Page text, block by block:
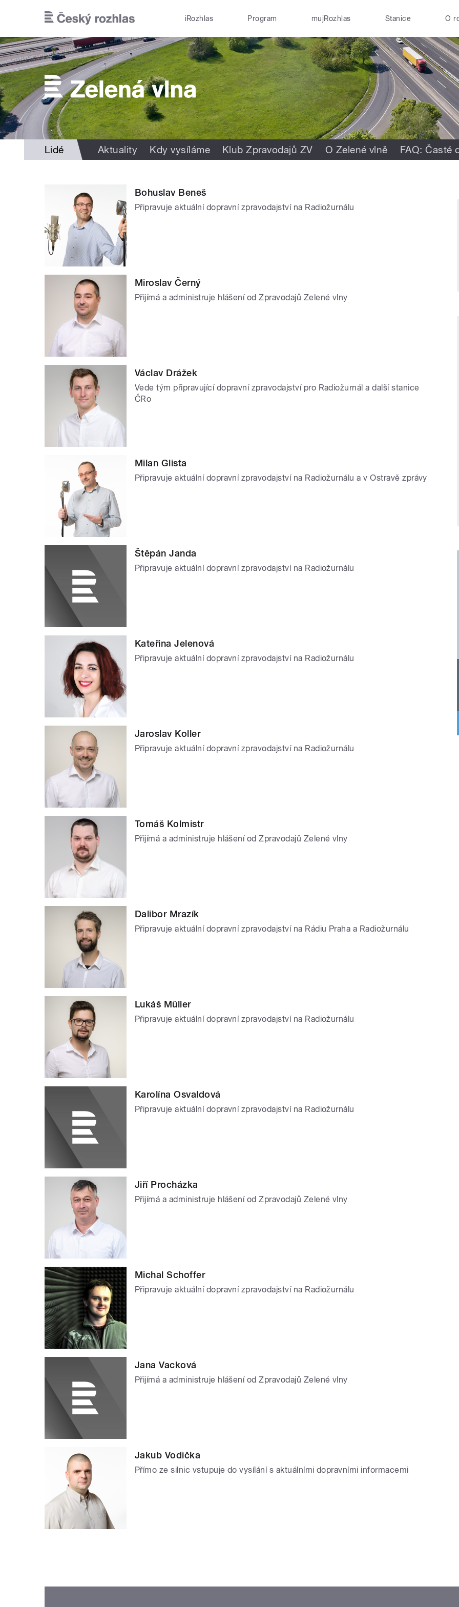
iRozhlas Program mujRozhlas Stanice O
Lidé Aktuality Kdy vysíláme Klub Zpravodajů ZV O Zelené vlně FAQ: Časté
Bohuslav Beneš
Připravuje aktuální dopravní zpravodajství na Radiožurnálu
Miroslav Černý
Přijímá a administruje hlášení od Zpravodajů Zelené vlny
Václav Drážek
Vede tým připravující dopravní zpravodajství pro Radiožurnál a další stanice
ČRo
Milan Glista
Připravuje aktuální dopravní zpravodajství na Radiožurnálu a v Ostravě zprávy
Štěpán Janda
Připravuje aktuální dopravní zpravodajství na Radiožurnálu
Kateřina Jelenová
Připravuje aktuální dopravní zpravodajství na Radiožurnálu
Jaroslav Koller
Připravuje aktuální dopravní zpravodajství na Radiožurnálu
Tomáš Kolmistr
Přijímá a administruje hlášení od Zpravodajů Zelené vlny
Dalibor Mrazík
Připravuje aktuální dopravní zpravodajství na Rádiu Praha a Radiožurnálu
Lukáš Müller
Připravuje aktuální dopravní zpravodajství na Radiožurnálu
Karolína Osvaldová
Připravuje aktuální dopravní zpravodajství na Radiožurnálu
Jiří Procházka
Přijímá a administruje hlášení od Zpravodajů Zelené vlny
Michal Schoffer
Připravuje aktuální dopravní zpravodajství na Radiožurnálu
Jana Vacková
Přijímá a administruje hlášení od Zpravodajů Zelené vlny
Jakub Vodička
Přímo ze silnic vstupuje do vysílání s aktuálními dopravními informacemi